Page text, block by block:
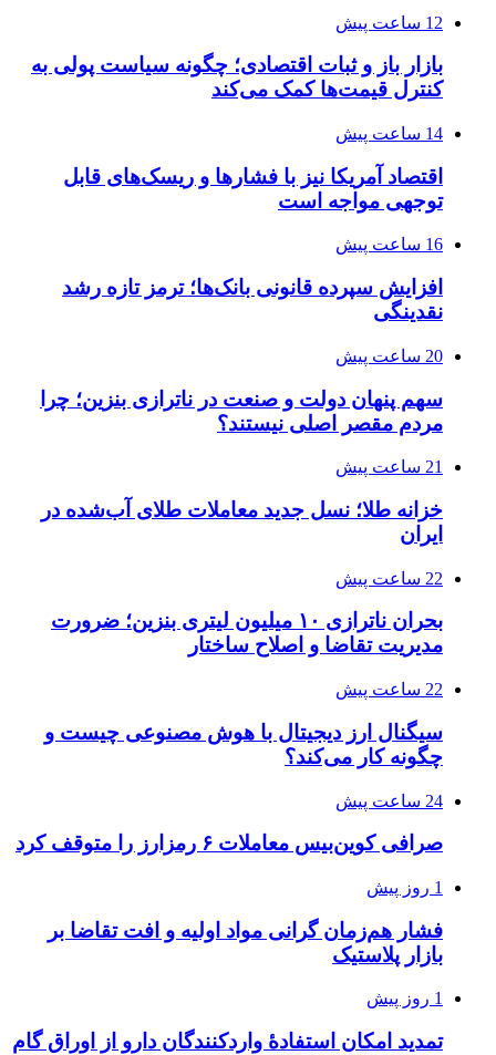
12 ساعت پیش
بازار باز و ثبات اقتصادی؛ چگونه سیاست پولی به
کنترل قیمت‌ها کمک می‌کند
14 ساعت پیش
اقتصاد آمریکا نیز با فشارها و ریسک‌های قابل
توجهی مواجه است
16 ساعت پیش
افزایش سپرده قانونی بانک‌ها؛ ترمز تازه رشد
نقدینگی
20 ساعت پیش
سهم پنهان دولت و صنعت در ناترازی بنزین؛ چرا
مردم مقصر اصلی نیستند؟
21 ساعت پیش
خزانه طلا؛ نسل جدید معاملات طلای آب‌شده در
ایران
22 ساعت پیش
بحران ناترازی ۱۰ میلیون لیتری بنزین؛ ضرورت
مدیریت تقاضا و اصلاح ساختار
22 ساعت پیش
سیگنال ارز دیجیتال با هوش مصنوعی چیست و
چگونه کار می‌کند؟
24 ساعت پیش
صرافی کوین‌بیس معاملات ۶ رمزارز را متوقف کرد
1 روز پیش
فشار هم‌زمان گرانی مواد اولیه و افت تقاضا بر
بازار پلاستیک
1 روز پیش
تمدید امکان استفادۀ واردکنندگان دارو از اوراق گام